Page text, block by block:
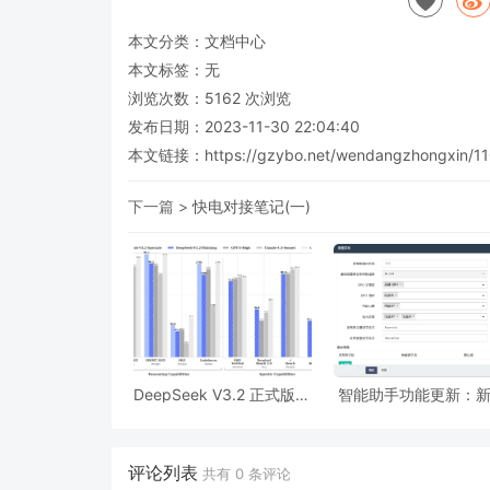
本文分类： 文档中心
本文标签：无
浏览次数： 5162 次浏览
发布日期：2023-11-30 22:04:40
本文链接： https://gzybo.net/wendangzhongxin/
下一篇 > 快电对接笔记(一)
DeepSeek V3.2 正式版：
智能助手功能更新：
评论列表 共有 0 条评论